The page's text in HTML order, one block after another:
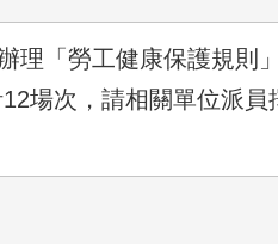
理「勞工健康保護規則
場次，請相關單位派員